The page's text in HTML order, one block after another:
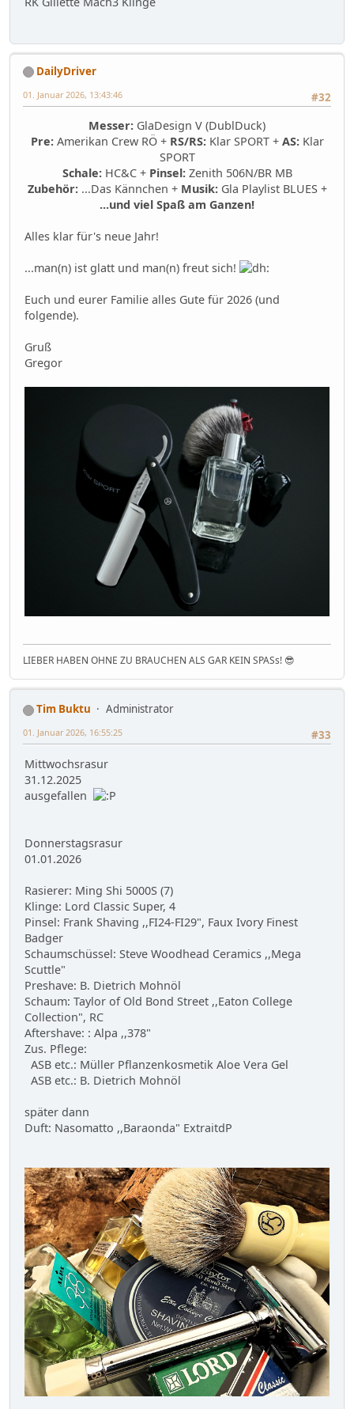
DailyDriver
#32
01. Januar 2026, 13:43:46
Messer: GlaDesign V (DublDuck)
Pre:Amerikan Crew RÖ + RS/RS:Klar SPORT + AS: Klar
SPORT
Schale:HC&C +Pinsel:Zenith 506N/BR MB
Zubehör:...Das Kännchen +Musik:Gla Playlist BLUES +
...und viel Spaß am Ganzen!
Alles klar für's neue Jahr!
...man(n) ist glatt und man(n) freut sich!
Euch und eurer Familie alles Gute für 2026 (und
folgende).
Gruß
Gregor
LIEBER HABEN OHNE ZU BRAUCHEN ALS GAR KEIN SPASs! 😎
Tim Buktu
Administrator
#33
01. Januar 2026, 16:55:25
Mittwochsrasur
31.12.2025
ausgefallen
Donnerstagsrasur
01.01.2026
Rasierer: Ming Shi 5000S (7)
Klinge: Lord Classic Super, 4
Pinsel: Frank Shaving ,,FI24-FI29", Faux Ivory Finest
Badger
Schaumschüssel: Steve Woodhead Ceramics ,,Mega
Scuttle"
Preshave: B. Dietrich Mohnöl
Schaum: Taylor of Old Bond Street ,,Eaton College
Collection", RC
Aftershave: : Alpa ,,378"
Zus. Pflege:
ASB etc.: Müller Pflanzenkosmetik Aloe Vera Gel
ASB etc.: B. Dietrich Mohnöl
später dann
Duft: Nasomatto ,,Baraonda" ExtraitdP